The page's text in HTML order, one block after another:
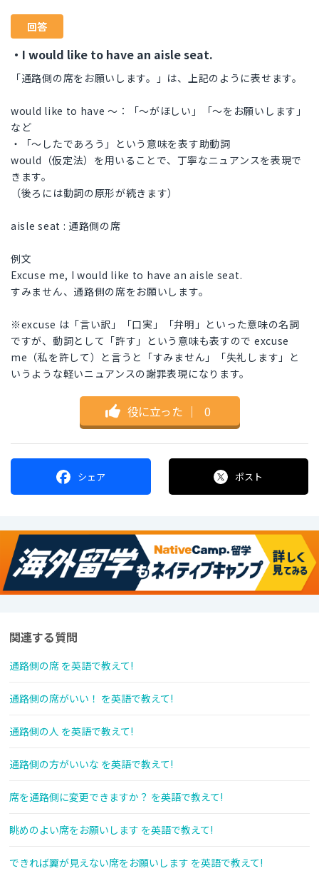
回答
・I would like to have an aisle seat.
「通路側の席をお願いします。」は、上記のように表せます。
would like to have ～：「～がほしい」「〜をお願いします」
など
・「～したであろう」という意味を表す助動詞
would（仮定法）を用いることで、丁寧なニュアンスを表現で
きます。
（後ろには動詞の原形が続きます）
aisle seat : 通路側の席
例文
Excuse me, I would like to have an aisle seat.
すみません、通路側の席をお願いします。
※excuse は「言い訳」「口実」「弁明」といった意味の名詞
ですが、動詞として「許す」という意味も表すので excuse
me（私を許して）と言うと「すみません」「失礼します」と
いうような軽いニュアンスの謝罪表現になります。
役に立った ｜ 0
シェア ポスト
関連する質問
通路側の席 を英語で教えて!
通路側の席がいい！ を英語で教えて!
通路側の人 を英語で教えて!
通路側の方がいいな を英語で教えて!
席を通路側に変更できますか？ を英語で教えて!
眺めのよい席をお願いします を英語で教えて!
できれば翼が見えない席をお願いします を英語で教えて!